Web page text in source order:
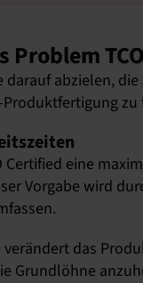
Problem
darauf abzielen,
zu
Certified eine
Vorgabe wird
verändert das
Grundlöhne